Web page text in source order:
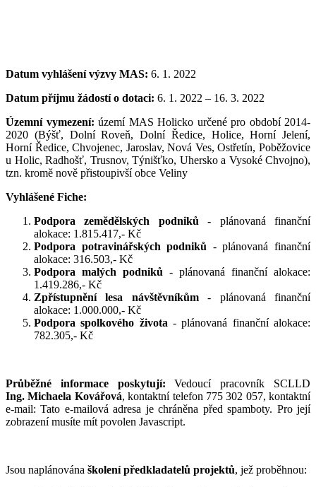
Datum vyhlášení výzvy MAS: 6. 1. 2022
Datum příjmu žádostí o dotaci: 6. 1. 2022 – 16. 3. 2022
Územní vymezení: území MAS Holicko určené pro období 2014-
2020 (Býšť, Dolní Roveň, Dolní Ředice, Holice, Horní Jelení,
Horní Ředice, Chvojenec, Jaroslav, Nová Ves, Ostřetín, Poběžovice
u Holic, Radhošť, Trusnov, Týnišťko, Uhersko a Vysoké Chvojno),
tzn. kromě nově přistoupivší obce Veliny
Vyhlášené Fiche:
Podpora zemědělských podniků- plánovaná finanční
alokace: 1.815.417,- Kč
Podpora potravinářských podniků - plánovaná finanční
alokace: 316.503,- Kč
Podpora malých podniků - plánovaná finanční alokace:
1.419.286,- Kč
Zpřístupnění lesa návštěvníkům- plánovaná finanční
alokace: 1.000.000,- Kč
Podpora spolkového života- plánovaná finanční alokace:
782.305,- Kč
Průběžné informace poskytují:Vedoucí pracovník SCLLD
Ing. Michaela Kovářová, kontaktní telefon 775 302 057, kontaktní
e-mail:Tato e-mailová adresa je chráněna před spamboty. Pro její
zobrazení musíte mít povolen Javascript.
Jsou naplánována školení předkladatelů projektů, jež proběhnou: